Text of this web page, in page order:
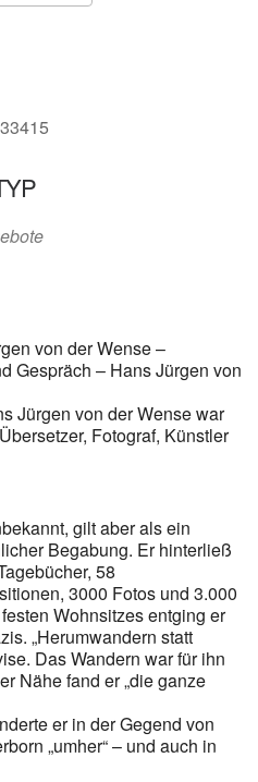
von der Wense –
Gespräch – Hans Jürgen von
Jürgen von der Wense war
Fotograf, Künstler
gilt aber als ein
Begabung. Er hinterließ
58
3000 Fotos und 3.000
Wohnsitzes entging er
„Herumwandern statt
Das Wandern war für ihn
Nähe fand er „die ganze
er in der Gegend von
„umher“ – und auch in